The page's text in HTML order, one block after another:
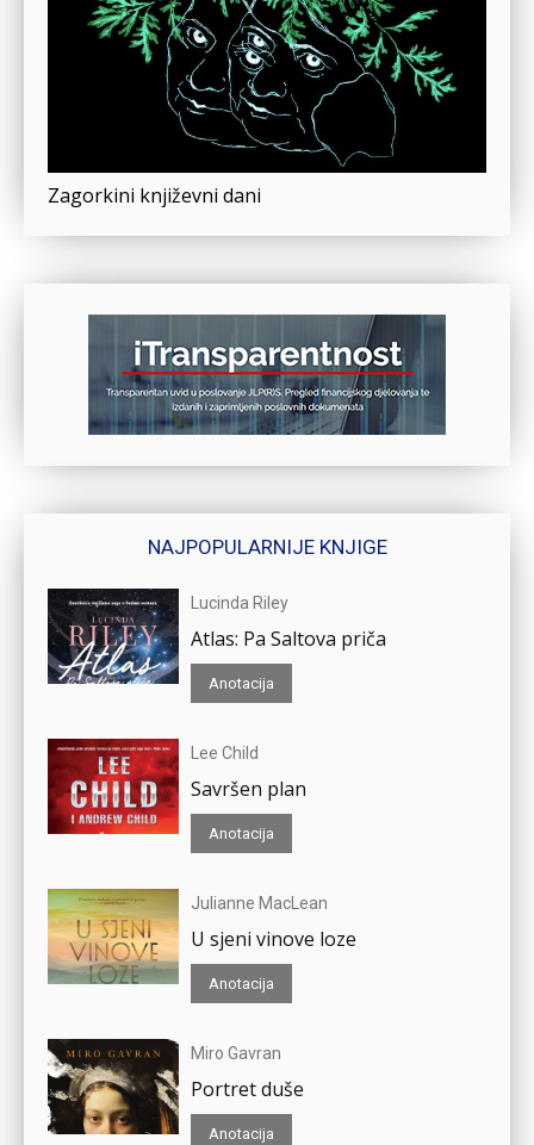
Zagorkini književni dani
NAJPOPULARNIJE KNJIGE
Lucinda Riley
Atlas: Pa Saltova priča
Anotacija
Lee Child
Savršen plan
Anotacija
Julianne MacLean
U sjeni vinove loze
Anotacija
Miro Gavran
Portret duše
Anotacija